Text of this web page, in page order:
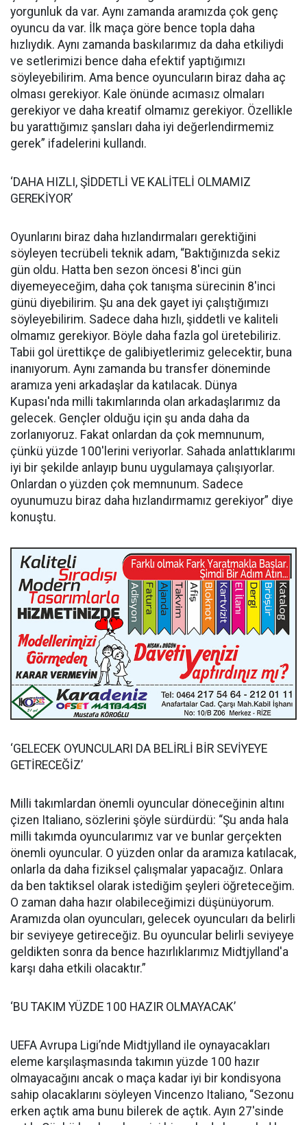
yorgunluk da var. Aynı zamanda aramızda çok genç
oyuncu da var. İlk maça göre bence topla daha
hızlıydık. Aynı zamanda baskılarımız da daha etkiliydi
ve setlerimizi bence daha efektif yaptığımızı
söyleyebilirim. Ama bence oyuncuların biraz daha aç
olması gerekiyor. Kale önünde acımasız olmaları
gerekiyor ve daha kreatif olmamız gerekiyor. Özellikle
bu yarattığımız şansları daha iyi değerlendirmemiz
gerek” ifadelerini kullandı.
‘DAHA HIZLI, ŞİDDETLİ VE KALİTELİ OLMAMIZ
GEREKİYOR’
Oyunlarını biraz daha hızlandırmaları gerektiğini
söyleyen tecrübeli teknik adam, “Baktığınızda sekiz
gün oldu. Hatta ben sezon öncesi 8'inci gün
diyemeyeceğim, daha çok tanışma sürecinin 8'inci
günü diyebilirim. Şu ana dek gayet iyi çalıştığımızı
söyleyebilirim. Sadece daha hızlı, şiddetli ve kaliteli
olmamız gerekiyor. Böyle daha fazla gol üretebiliriz.
Tabii gol ürettikçe de galibiyetlerimiz gelecektir, buna
inanıyorum. Aynı zamanda bu transfer döneminde
aramıza yeni arkadaşlar da katılacak. Dünya
Kupası'nda milli takımlarında olan arkadaşlarımız da
gelecek. Gençler olduğu için şu anda daha da
zorlanıyoruz. Fakat onlardan da çok memnunum,
çünkü yüzde 100'lerini veriyorlar. Sahada anlattıklarımı
iyi bir şekilde anlayıp bunu uygulamaya çalışıyorlar.
Onlardan o yüzden çok memnunum. Sadece
oyunumuzu biraz daha hızlandırmamız gerekiyor” diye
konuştu.
‘GELECEK OYUNCULARI DA BELİRLİ BİR SEVİYEYE
GETİRECEĞİZ’
Milli takımlardan önemli oyuncular döneceğinin altını
çizen Italiano, sözlerini şöyle sürdürdü: “Şu anda hala
milli takımda oyuncularımız var ve bunlar gerçekten
önemli oyuncular. O yüzden onlar da aramıza katılacak,
onlarla da daha fiziksel çalışmalar yapacağız. Onlara
da ben taktiksel olarak istediğim şeyleri öğreteceğim.
O zaman daha hazır olabileceğimizi düşünüyorum.
Aramızda olan oyuncuları, gelecek oyuncuları da belirli
bir seviyeye getireceğiz. Bu oyuncular belirli seviyeye
geldikten sonra da bence hazırlıklarımız Midtjylland'a
karşı daha etkili olacaktır.”
‘BU TAKIM YÜZDE 100 HAZIR OLMAYACAK’
UEFA Avrupa Ligi’nde Midtjylland ile oynayacakları
eleme karşılaşmasında takımın yüzde 100 hazır
olmayacağını ancak o maça kadar iyi bir kondisyona
sahip olacaklarını söyleyen Vincenzo Italiano, “Sezonu
erken açtık ama bunu bilerek de açtık. Ayın 27'sinde